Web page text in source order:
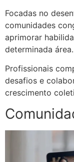
Focadas no
comunidades
aprimorar
determinada área.
Profissionais
desafios e
crescimento